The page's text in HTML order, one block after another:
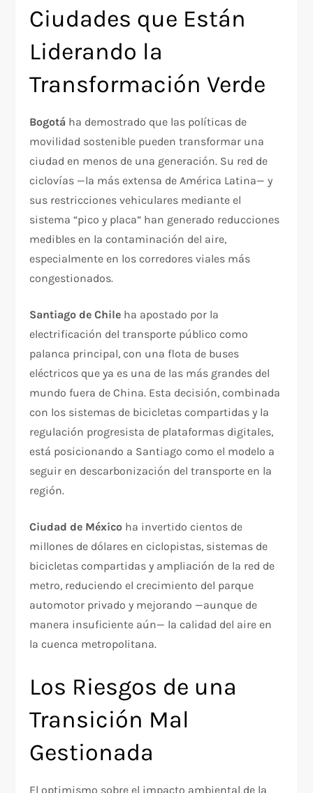
Ciudades que Están
Liderando la
Transformación Verde
Bogotá ha demostrado que las políticas de
movilidad sostenible pueden transformar una
ciudad en menos de una generación. Su red de
ciclovías —la más extensa de América Latina— y
sus restricciones vehiculares mediante el
sistema “pico y placa” han generado reducciones
medibles en la contaminación del aire,
especialmente en los corredores viales más
congestionados.
Santiago de Chile ha apostado por la
electrificación del transporte público como
palanca principal, con una flota de buses
eléctricos que ya es una de las más grandes del
mundo fuera de China. Esta decisión, combinada
con los sistemas de bicicletas compartidas y la
regulación progresista de plataformas digitales,
está posicionando a Santiago como el modelo a
seguir en descarbonización del transporte en la
región.
Ciudad de México ha invertido cientos de
millones de dólares en ciclopistas, sistemas de
bicicletas compartidas y ampliación de la red de
metro, reduciendo el crecimiento del parque
automotor privado y mejorando —aunque de
manera insuficiente aún— la calidad del aire en
la cuenca metropolitana.
Los Riesgos de una
Transición Mal
Gestionada
El optimismo sobre el impacto ambiental de la